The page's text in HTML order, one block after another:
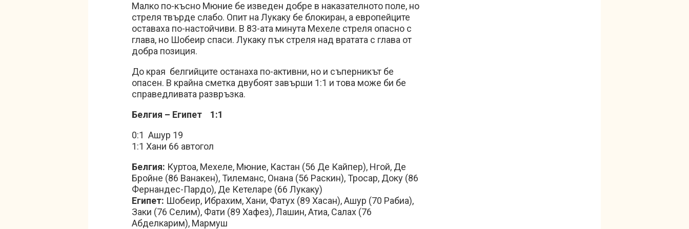
Малко по-късно Мюние бе изведен добре в наказателното поле, но
стреля твърде слабо. Опит на Лукаку бе блокиран, а европейците
оставаха по-настойчиви. В 83-ата минута Мехеле стреля опасно с
глава, но Шобеир спаси. Лукаку пък стреля над вратата с глава от
добра позиция.
До края белгийците останаха по-активни, но и съперникът бе
опасен. В крайна сметка двубоят завърши 1:1 и това може би бе
справедливата развръзка.
Белгия – Египет 1:1
0:1 Ашур 19
1:1 Хани 66 автогол
Белгия: Куртоа, Мехеле, Мюние, Кастан (56 Де Кайпер), Нгой, Де
Бройне (86 Ванакен), Тилеманс, Онана (56 Раскин), Тросар, Доку (86
Фернандес-Пардо), Де Кетеларе (66 Лукаку)
Египет: Шобеир, Ибрахим, Хани, Фатух (89 Хасан), Ашур (70 Рабиа),
Заки (76 Селим), Фати (89 Хафез), Лашин, Атиа, Салах (76
Абделкарим), Мармуш